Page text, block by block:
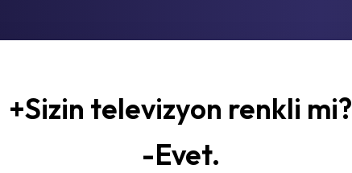
+Sizin televizyon renkli mi?
-Evet.